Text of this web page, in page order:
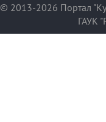
© 2013-2026 Портал
ГАУК